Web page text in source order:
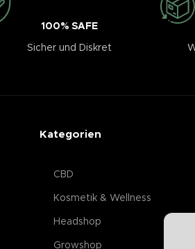
100% SAFE
Sicher und Diskret
Kategorien
CBD
Kosmetik & Wellness
Headshop
Growshop